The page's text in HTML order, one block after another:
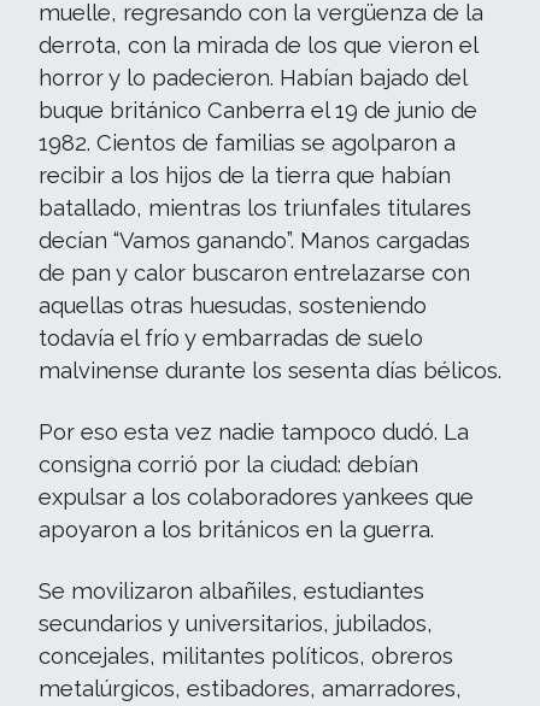
muelle, regresando con la vergüenza de la
derrota, con la mirada de los que vieron el
horror y lo padecieron. Habían bajado del
buque británico Canberra el 19 de junio de
1982. Cientos de familias se agolparon a
recibir a los hijos de la tierra que habían
batallado, mientras los triunfales titulares
decían “Vamos ganando”. Manos cargadas
de pan y calor buscaron entrelazarse con
aquellas otras huesudas, sosteniendo
todavía el frío y embarradas de suelo
malvinense durante los sesenta días bélicos.
Por eso esta vez nadie tampoco dudó. La
consigna corrió por la ciudad: debían
expulsar a los colaboradores yankees que
apoyaron a los británicos en la guerra.
Se movilizaron albañiles, estudiantes
secundarios y universitarios, jubilados,
concejales, militantes políticos, obreros
metalúrgicos, estibadores, amarradores,